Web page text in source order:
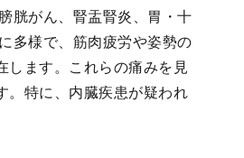
胱がん、腎盂腎炎、胃・十
多様で、筋肉疲労や姿勢の
します。これらの痛みを見
。特に、内臓疾患が疑われ